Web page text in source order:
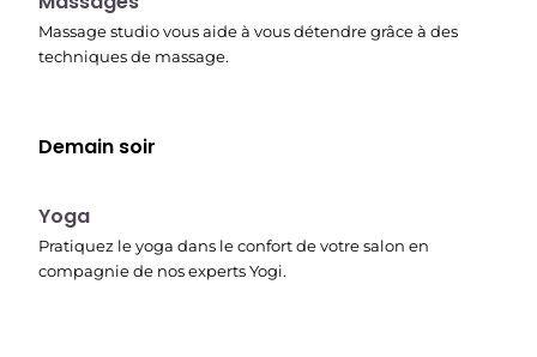
Massage studio vous aide à vous détendre grâce à des
techniques de massage.
Demain soir
00:15
Yoga
Pratiquez le yoga dans le confort de votre salon en
compagnie de nos experts Yogi.